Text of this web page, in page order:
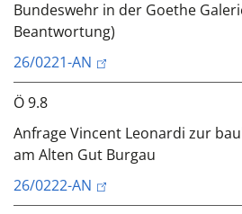
Bundeswehr in der Goethe
Beantwortung)
26/0221-AN
Ö 9.8
Anfrage Vincent Leonardi zur
am Alten Gut Burgau
26/0222-AN